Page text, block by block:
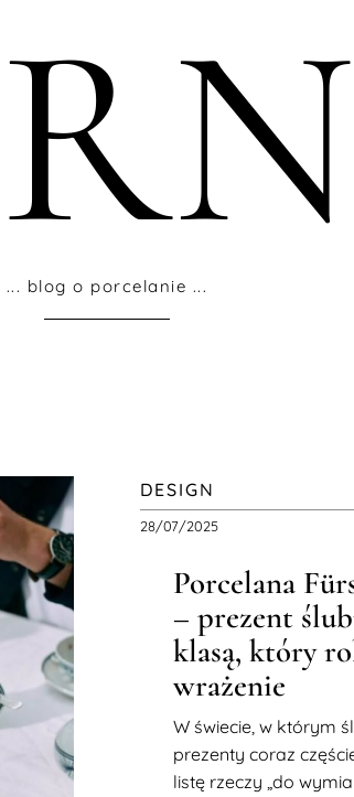
... blog o porcelanie ...
DESIGN
28/07/2025
Porcelana
– prezent
klasą, który
wrażenie
W świecie, w którym
prezenty coraz
listę rzeczy „do